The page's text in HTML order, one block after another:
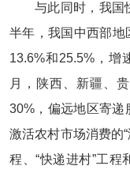
与此同时，我国
半年，我国中西部地
13.6%和25.5%，增
月，陕西、新疆、
30%，偏远地区寄递
激活农村市场消费的
程、“快递进村”工